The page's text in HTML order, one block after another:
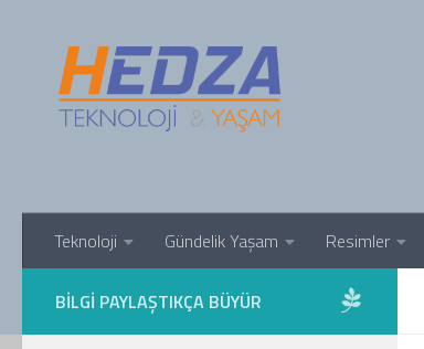
Teknoloji Gündelik Yaşam Resimler
BILGI PAYLAŞTIKÇA BÜYÜR